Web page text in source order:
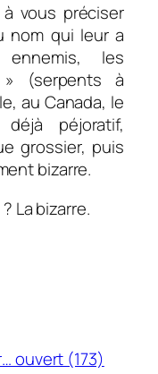
vous préciser
nom qui leur a
les
(serpents à
au Canada, le
péjoratif,
grossier, puis
bizarre.
La bizarre.
ouvert (173)